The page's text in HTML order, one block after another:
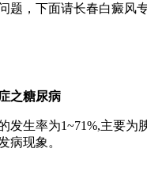
题，下面请长春白癜风
之糖尿病
生率为1~71%,主要为
病现象。